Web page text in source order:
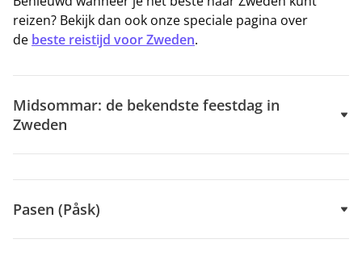
reizen? Bekijk dan ook onze speciale pagina over
de beste reistijd voor Zweden.
Midsommar: de bekendste feestdag in
Zweden
Pasen (Påsk)